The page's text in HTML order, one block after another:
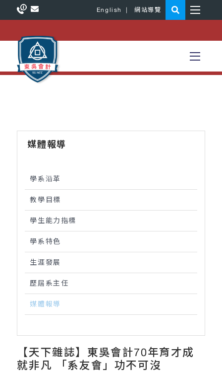
English 網站導覽
媒體報導
學系沿革
教學目標
學生能力指標
學系特色
生涯發展
歷屆系主任
媒體報導
【天下雜誌】東吳會計70年育才成
就非凡 「系友會」功不可沒